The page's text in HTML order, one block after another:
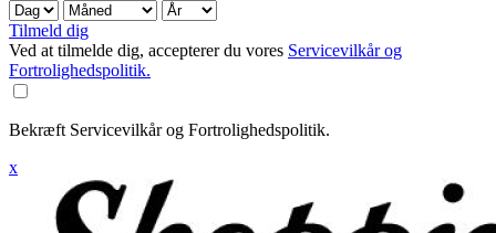
Tilmeld dig
Ved at tilmelde dig, accepterer du vores Servicevilkår og
Fortrolighedspolitik.
Bekræft Servicevilkår og Fortrolighedspolitik.
x